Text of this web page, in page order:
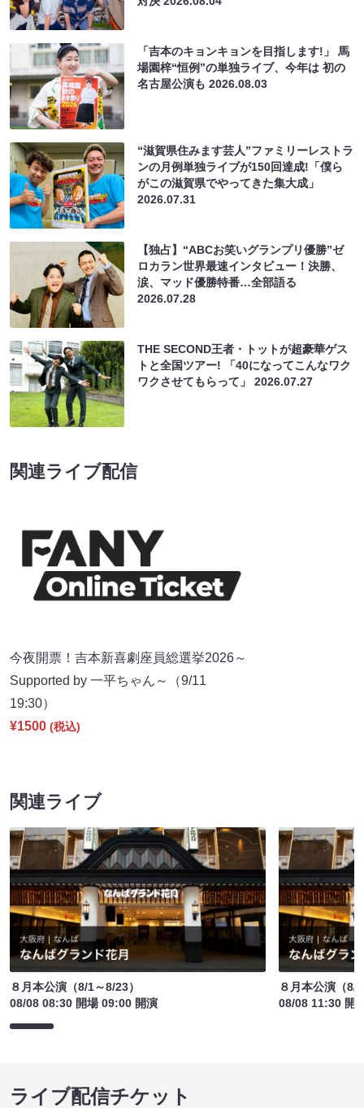
「吉本のキョンキョンを目指します!」 馬
場園梓“恒例”の単独ライブ、今年は 初の
名古屋公演も2026.08.03
“滋賀県住みます芸人”ファミリーレストラ
ンの月例単独ライブが150回達成!「僕ら
がこの滋賀県でやってきた集大成」
2026.07.31
【独占】“ABCお笑いグランプリ優勝”ゼ
ロカラン世界最速インタビュー！決勝、
涙、マッド優勝特番…全部語る
2026.07.28
THE SECOND王者・トットが超豪華ゲス
トと全国ツアー! 「40になってこんなワク
ワクさせてもらって」2026.07.27
関連ライブ配信
今夜開票！吉本新喜劇座員総選挙2026～
Supported by 一平ちゃん～（9/11
19:30）
¥1500 (税込)
関連ライブ
８月本公演（8/1～8/23）
08/08 08:30 開場 09:00 開演
８月本公演（8/
08/08 11:30 開
ライブ配信チケット